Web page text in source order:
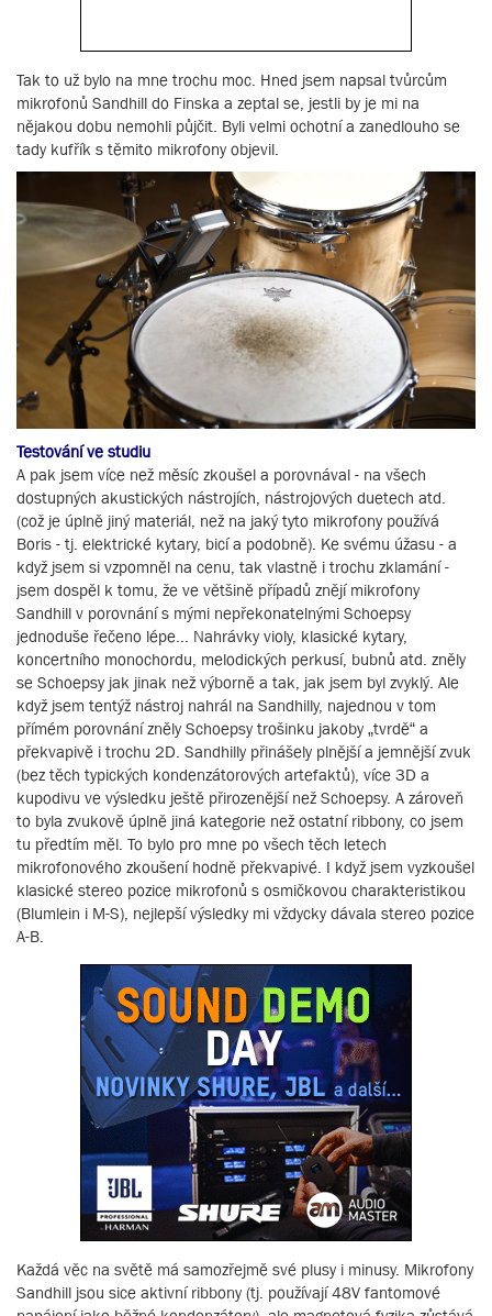
Tak to už bylo na mne trochu moc. Hned jsem napsal tvůrcům
mikrofonů Sandhill do Finska a zeptal se, jestli by je mi na
nějakou dobu nemohli půjčit. Byli velmi ochotní a zanedlouho se
tady kufřík s těmito mikrofony objevil.
Testování ve studiu
A pak jsem více než měsíc zkoušel a porovnával - na všech
dostupných akustických nástrojích, nástrojových duetech atd.
(což je úplně jiný materiál, než na jaký tyto mikrofony používá
Boris - tj. elektrické kytary, bicí a podobně). Ke svému úžasu - a
když jsem si vzpomněl na cenu, tak vlastně i trochu zklamání -
jsem dospěl k tomu, že ve většině případů znějí mikrofony
Sandhill v porovnání s mými nepřekonatelnými Schoepsy
jednoduše řečeno lépe... Nahrávky violy, klasické kytary,
koncertního monochordu, melodických perkusí, bubnů atd. zněly
se Schoepsy jak jinak než výborně a tak, jak jsem byl zvyklý. Ale
když jsem tentýž nástroj nahrál na Sandhilly, najednou v tom
přímém porovnání zněly Schoepsy trošinku jakoby „tvrdě“ a
překvapivě i trochu 2D. Sandhilly přinášely plnější a jemnější zvuk
(bez těch typických kondenzátorových artefaktů), více 3D a
kupodivu ve výsledku ještě přirozenější než Schoepsy. A zároveň
to byla zvukově úplně jiná kategorie než ostatní ribbony, co jsem
tu předtím měl. To bylo pro mne po všech těch letech
mikrofonového zkoušení hodně překvapivé. I když jsem vyzkoušel
klasické stereo pozice mikrofonů s osmičkovou charakteristikou
(Blumlein i M-S), nejlepší výsledky mi vždycky dávala stereo pozice
A-B.
Každá věc na světě má samozřejmě své plusy i minusy. Mikrofony
Sandhill jsou sice aktivní ribbony (tj. používají 48V fantomové